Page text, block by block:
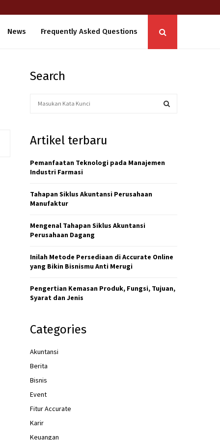
News Frequently Asked Questions
Search
c
f
o
:
A
Artikel terbaru
Pemanfaatan Teknologi pada Manajemen
Industri Farmasi
Tahapan Siklus Akuntansi Perusahaan
Manufaktur
Mengenal Tahapan Siklus Akuntansi
Perusahaan Dagang
Inilah Metode Persediaan di Accurate Online
yang Bikin Bisnismu Anti Merugi
Pengertian Kemasan Produk, Fungsi, Tujuan,
Syarat dan Jenis
Categories
Akuntansi
Berita
Bisnis
Event
Fitur Accurate
Karir
Keuangan